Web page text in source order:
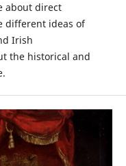
about direct
different ideas of
Irish
the historical and